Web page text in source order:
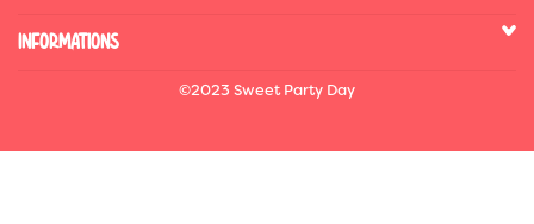
INFORMATIONS
©2023 Sweet Party Day